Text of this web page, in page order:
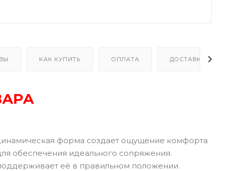
КАК КУПИТЬ ОПЛАТА ДОСТАВКА
форма создает ощущение комфорта
обеспечения идеального сопряжения.
её в правильном положении.